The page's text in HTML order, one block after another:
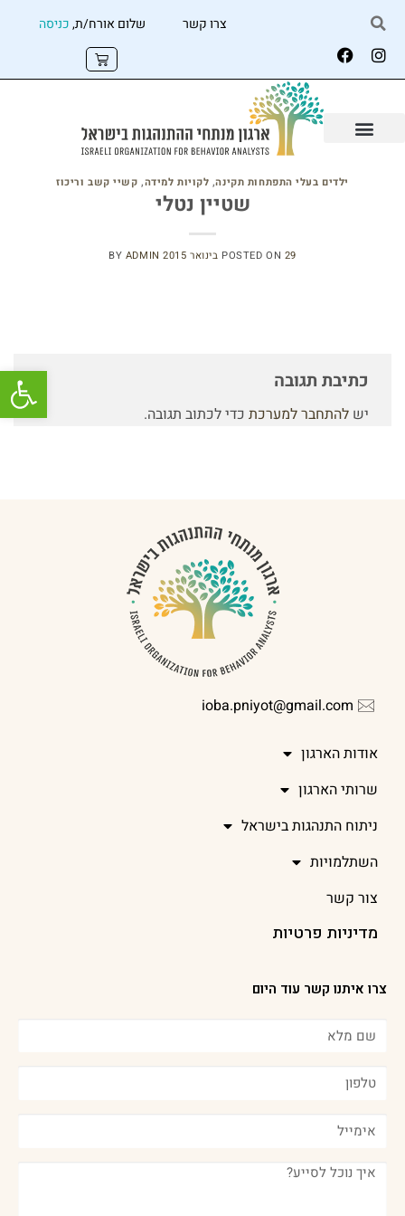
צרו קשר שלום אורח/ת,כניסה
ילדים בעלי התפתחות תקינה, לקויות למידה, קשיי קשב וריכוז
שטיין נטלי
POSTED ON 29 בינואר 2015 BY ADMIN
כתיבת תגובה
יש להתחבר למערכת כדי לכתוב תגובה.
ioba.pniyot@gmail.com
אודות הארגון
שרותי הארגון
ניתוח התנהגות בישראל
השתלמויות
צור קשר
מדיניות פרטיות
צרו איתנו קשר עוד היום